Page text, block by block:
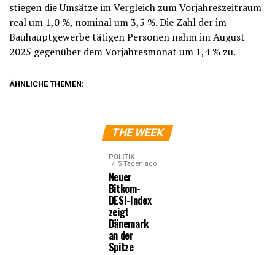
stiegen die Umsätze im Vergleich zum Vorjahreszeitraum
real um 1,0 %, nominal um 3,5 %. Die Zahl der im
Bauhauptgewerbe tätigen Personen nahm im August
2025 gegenüber dem Vorjahresmonat um 1,4 % zu.
ÄHNLICHE THEMEN:
THE WEEK
POLITIK
5 Tagen ago
Neuer
Bitkom-
DESI-Index
zeigt
Dänemark
an der
Spitze